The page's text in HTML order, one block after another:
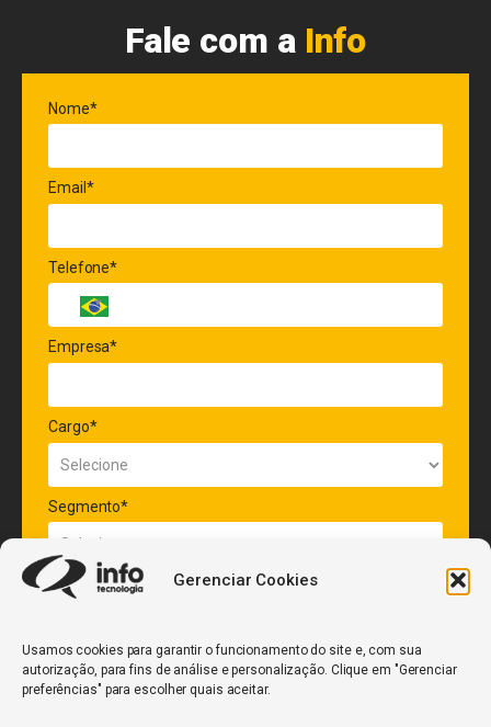
Gerenciar Cookies
Usamos cookies para garantir o funcionamento do site e, com sua
autorização, para fins de análise e personalização. Clique em "Gerenciar
preferências" para escolher quais aceitar.
Fale com a Info
Nome*
Email*
Telefone*
Empresa*
Cargo*
Segmento*
Quantidade de veículos da frota*
ENVIAR